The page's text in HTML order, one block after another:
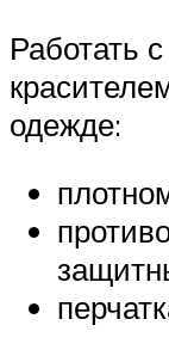
Работать
одежде: